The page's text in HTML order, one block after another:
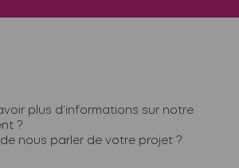
plus d’informations sur notre
?
de nous parler de votre projet ?